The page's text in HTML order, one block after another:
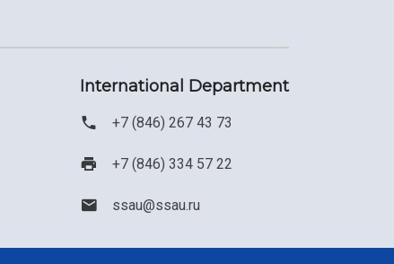
International Department
+7 (846) 267 43 73
+7 (846) 334 57 22
ssau@ssau.ru